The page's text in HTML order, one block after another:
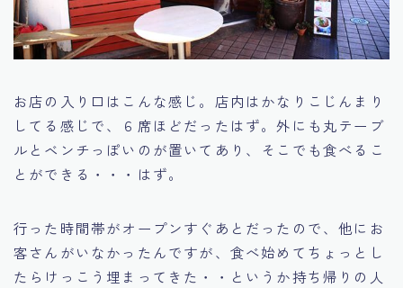
お店の入り口はこんな感じ。店内はかなりこじんまり
してる感じで、６席ほどだったはず。外にも丸テーブ
ルとベンチっぽいのが置いてあり、そこでも食べるこ
とができる・・・はず。
行った時間帯がオープンすぐあとだったので、他にお
客さんがいなかったんですが、食べ始めてちょっとし
たらけっこう埋まってきた・・というか持ち帰りの人